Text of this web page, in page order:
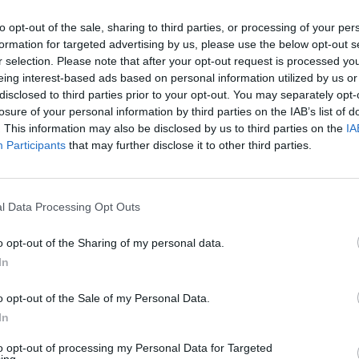
opt-out of the sale, sharing to third parties, or processing of your
for targeted advertising by us, please use the below opt-out
selection. Please note that after your opt-out request is processed
interest-based ads based on personal information utilized by us
to third parties prior to your opt-out. You may separately
of your personal information by third parties on the IAB’s list of
This information may also be disclosed by us to third parties on the
Participants that may further disclose it to other third parties.
Data Processing Opt Outs
opt-out of the Sharing of my personal data.
opt-out of the Sale of my Personal Data.
opt-out of processing my Personal Data for Targeted
Nessun biglietto aP1TRAVEL
Nessun biglietto a CDISCOUNT
Nessun biglietto aTICKETMASTER
Nessun biglietto aFNAC
Partite Ungheria Irlanda del Nord
del Nord
del Nord